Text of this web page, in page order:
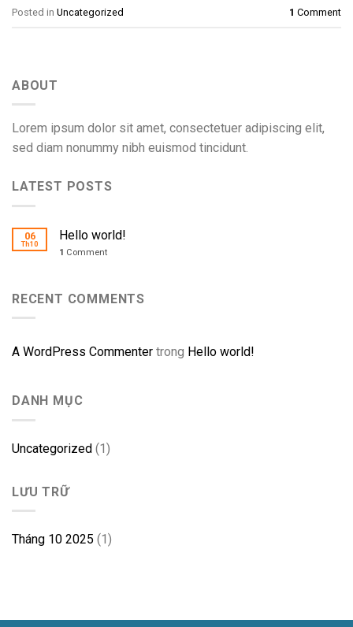
Posted in Uncategorized 1 Comment
ABOUT
Lorem ipsum dolor sit amet, consectetuer adipiscing elit,
sed diam nonummy nibh euismod tincidunt.
LATEST POSTS
06
Th10
Hello world!
1 Comment
RECENT COMMENTS
A WordPress Commenter trong Hello world!
DANH MỤC
Uncategorized (1)
LƯU TRỮ
Tháng 10 2025 (1)